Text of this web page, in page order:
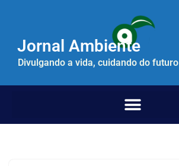
paraJornal Ambiente
Divulgando a vida, cuidando do futuro